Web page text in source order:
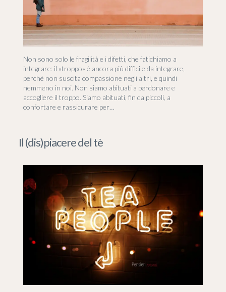
Non sono solo le fragilità e i difetti, che fatichiamo a
integrare: il «troppo» è ancora più difficile da integrare,
perché non suscita compassione negli altri, e quindi
nemmeno in noi. Non siamo abituati a perdonare e
accogliere il troppo. Siamo abituati, fin da piccoli, a
confortare e rassicurare per…
Il (dis)piacere del tè